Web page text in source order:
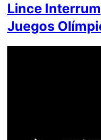
Lince
Juegos